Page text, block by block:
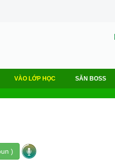
VÀO LỚP HỌC SĂN BOSS
)